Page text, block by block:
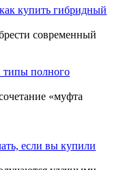
купить гибридный
современный
типы полного
«муфта
если вы купили